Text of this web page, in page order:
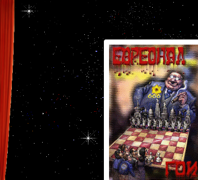
[phpBB Debug] PHP Warning : in file [ROOT]/phpbb/db/driver/mysqli.php
[phpBB Debug] PHP Warning
[ROOT]/phpbb/db/driver/mysqli.php
[phpBB Debug] PHP Warning
: in file [ROOT]/phpbb/db/driver/mysqli.php
[phpBB Debug] PHP Warning
: in file [ROOT]/phpbb/db/driver/mysqli.php on line
[phpBB Debug] PHP Warning
[ROOT]/phpbb/db/driver/mysqli.php on line
[phpBB Debug] PHP Warning
[ROOT]/phpbb/db/driver/mysqli.php on line